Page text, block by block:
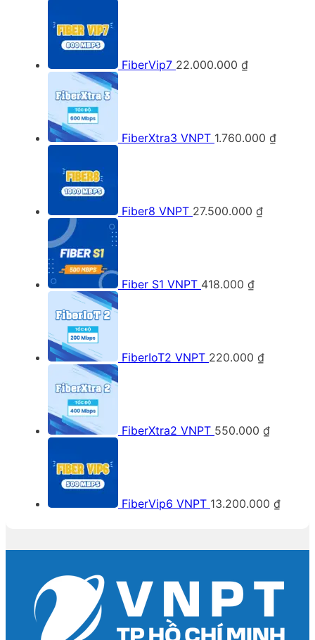
FiberVip7 22.000.000 ₫
FiberXtra3 VNPT 1.760.000 ₫
Fiber8 VNPT 27.500.000 ₫
Fiber S1 VNPT 418.000 ₫
FiberIoT2 VNPT 220.000 ₫
FiberXtra2 VNPT 550.000 ₫
FiberVip6 VNPT 13.200.000 ₫